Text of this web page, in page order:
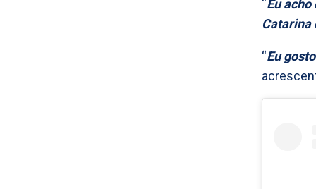
“Eu
Catarina
“Eu